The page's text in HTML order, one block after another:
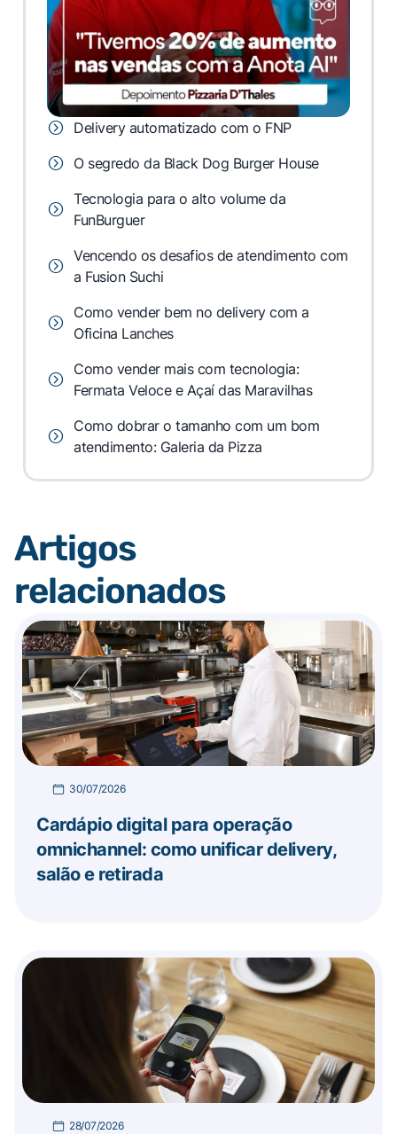
Delivery automatizado com o FNP
O segredo da Black Dog Burger House
Tecnologia para o alto volume da
FunBurguer
Vencendo os desafios de atendimento com
a Fusion Suchi
Como vender bem no delivery com a
Oficina Lanches
Como vender mais com tecnologia:
Fermata Veloce e Açaí das Maravilhas
Como dobrar o tamanho com um bom
atendimento: Galeria da Pizza
Artigos
relacionados
30/07/2026
Cardápio digital para operação
omnichannel: como unificar delivery,
salão e retirada
28/07/2026